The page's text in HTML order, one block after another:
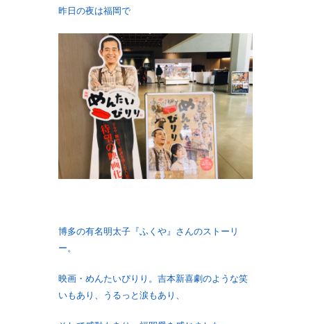
昨日の夜は福岡で
博多の有名明太子『ふくや』さんのストーリ
ー。
映画・めんたいぴりり。吉本新喜劇のような笑
いもあり、うるっと涙もあり、